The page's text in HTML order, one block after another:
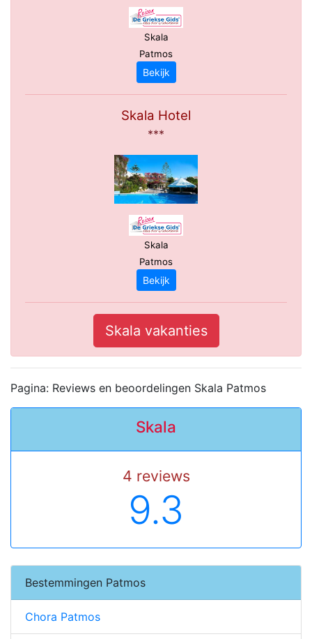
Skala
Patmos
Bekijk
Skala Hotel
***
Skala
Patmos
Bekijk
Skala vakanties
Pagina: Reviews en beoordelingen Skala Patmos
Skala
4 reviews
9.3
Bestemmingen Patmos
Chora Patmos